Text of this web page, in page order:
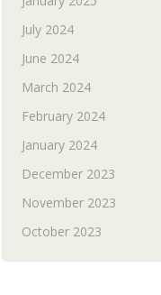
July 2024
June 2024
March 2024
February 2024
January 2024
December 2023
November 2023
October 2023